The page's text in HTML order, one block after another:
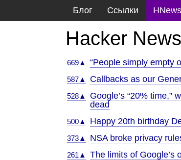
Блог Ссылки HNews
Hacker
669▲ “People simply empty
587▲ Callbacks as our
528▲
Google’s “20% time,”
dead
500▲ Happy 20th birthday
373▲ NSA broke privacy
261▲ The limits of Google’s